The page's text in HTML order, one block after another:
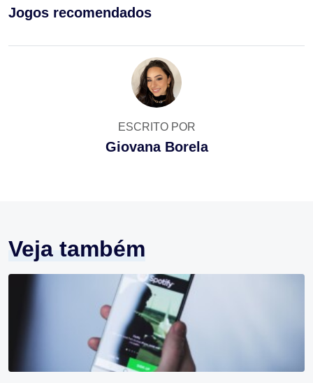
Jogos recomendados
ESCRITO POR
Giovana Borela
Veja também